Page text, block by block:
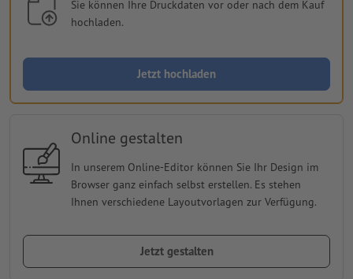
Sie können Ihre Druckdaten vor oder nach dem Kauf
hochladen.
Jetzt hochladen
Online gestalten
In unserem Online-Editor können Sie Ihr Design im
Browser ganz einfach selbst erstellen. Es stehen
Ihnen verschiedene Layoutvorlagen zur Verfügung.
Jetzt gestalten